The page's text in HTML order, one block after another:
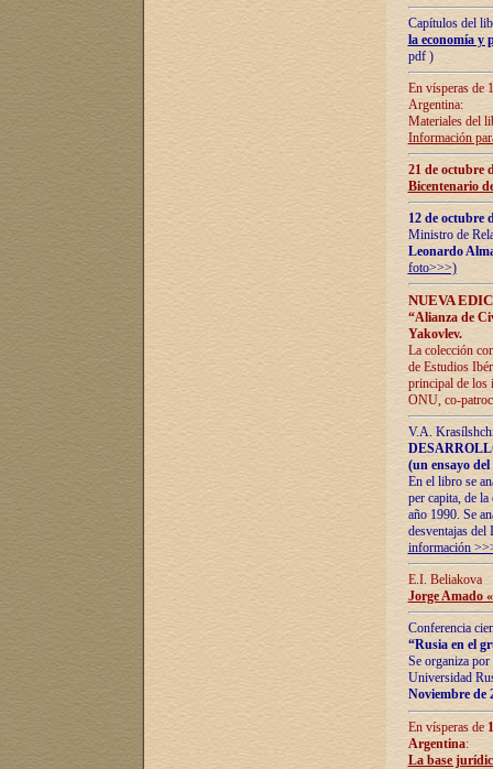
Capítulos del
la economía y
pdf )
En vísperas de
Argentina:
Materiales del
Información
21 de octubre
Bicentenario
12 de octubre
Ministro de
Leonardo
foto>>>)
NUEVA
“Alianza de
Yakovlev.
La colección
de Estudios
principal de los
ONU, co-
V.A.
(un ensayo
En el libro se
per capita, de
año 1990. Se
desventajas
información
E.I. Beliakova
Jorge Amado
Conferencia
“Rusia en el
Se organiza
Universidad
Noviembre de
En vísperas de
Argentina:
La base